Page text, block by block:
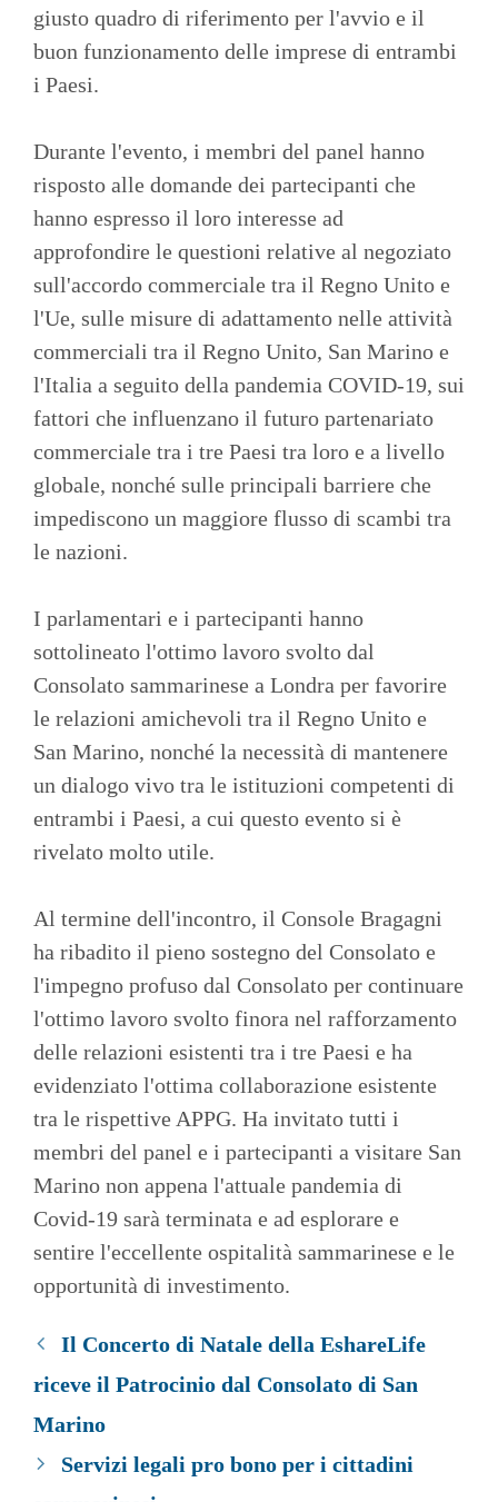
giusto quadro di riferimento per l'avvio e il
buon funzionamento delle imprese di entrambi
i Paesi.
Durante l'evento, i membri del panel hanno
risposto alle domande dei partecipanti che
hanno espresso il loro interesse ad
approfondire le questioni relative al negoziato
sull'accordo commerciale tra il Regno Unito e
l'Ue, sulle misure di adattamento nelle attività
commerciali tra il Regno Unito, San Marino e
l'Italia a seguito della pandemia COVID-19, sui
fattori che influenzano il futuro partenariato
commerciale tra i tre Paesi tra loro e a livello
globale, nonché sulle principali barriere che
impediscono un maggiore flusso di scambi tra
le nazioni.
I parlamentari e i partecipanti hanno
sottolineato l'ottimo lavoro svolto dal
Consolato sammarinese a Londra per favorire
le relazioni amichevoli tra il Regno Unito e
San Marino, nonché la necessità di mantenere
un dialogo vivo tra le istituzioni competenti di
entrambi i Paesi, a cui questo evento si è
rivelato molto utile.
Al termine dell'incontro, il Console Bragagni
ha ribadito il pieno sostegno del Consolato e
l'impegno profuso dal Consolato per continuare
l'ottimo lavoro svolto finora nel rafforzamento
delle relazioni esistenti tra i tre Paesi e ha
evidenziato l'ottima collaborazione esistente
tra le rispettive APPG. Ha invitato tutti i
membri del panel e i partecipanti a visitare San
Marino non appena l'attuale pandemia di
Covid-19 sarà terminata e ad esplorare e
sentire l'eccellente ospitalità sammarinese e le
opportunità di investimento.
Il Concerto di Natale della EshareLife
riceve il Patrocinio dal Consolato di San
Marino
Servizi legali pro bono per i cittadini